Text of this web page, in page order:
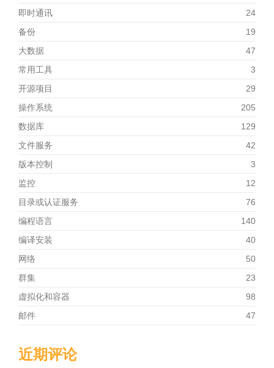
即时通讯
24
备份
19
大数据
47
常用工具
3
开源项目
29
操作系统
205
数据库
129
文件服务
42
版本控制
3
监控
12
目录或认证服务
76
编程语言
140
编译安装
40
网络
50
群集
23
虚拟化和容器
98
邮件
47
近期评论